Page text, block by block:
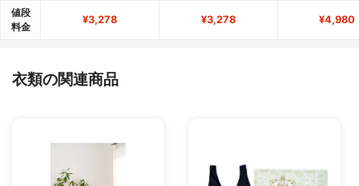
値段
料金
¥3,278 ¥3,278 ¥4,980
衣類の関連商品